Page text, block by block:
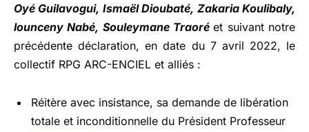
Oyé Guilavogui, Ismaël Dioubaté, Zakaria Koulibaly,
lounceny Nabé, Souleymane Traoréet suivant notre
précédente déclaration, en date du 7 avril 2022, le
collectif RPG ARC-ENCIEL et alliés :
Réitère avec insistance, sa demande de libération
totale et inconditionnelle du Président Professeur